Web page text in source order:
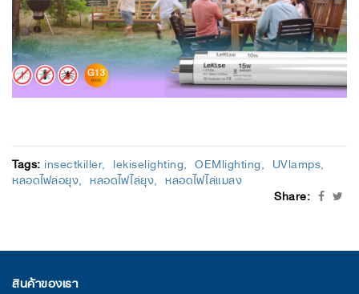
Tags: insectkiller lekiselighting OEMlighting UVlamps
หลอดไฟล่อยุง หลอดไฟไล่ยุง หลอดไฟไล่แมลง
Share:
สินค้าของเรา